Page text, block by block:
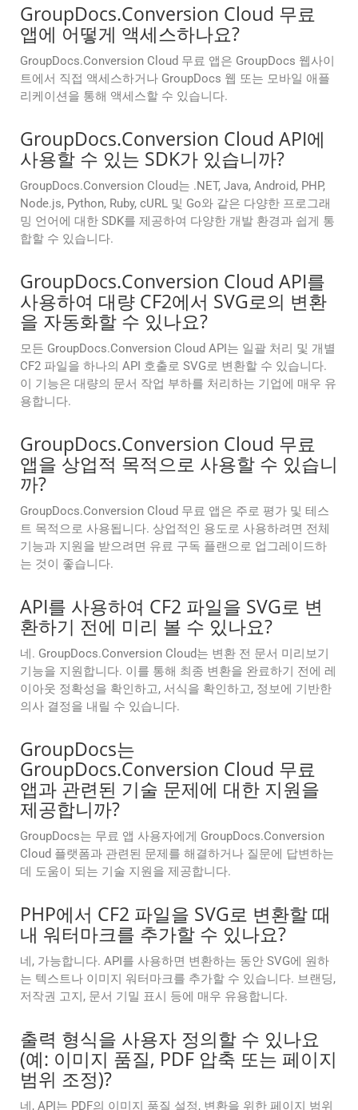
GroupDocs.Conversion Cloud 무료
앱에 어떻게 액세스하나요?
GroupDocs.Conversion Cloud 무료 앱은 GroupDocs 웹사이
트에서 직접 액세스하거나 GroupDocs 웹 또는 모바일 애플
리케이션을 통해 액세스할 수 있습니다.
GroupDocs.Conversion Cloud API에
사용할 수 있는 SDK가 있습니까?
GroupDocs.Conversion Cloud는 .NET, Java, Android, PHP,
Node.js, Python, Ruby, cURL 및 Go와 같은 다양한 프로그래
밍 언어에 대한 SDK를 제공하여 다양한 개발 환경과 쉽게 통
합할 수 있습니다.
GroupDocs.Conversion Cloud API를
사용하여 대량 CF2에서 SVG로의 변환
을 자동화할 수 있나요?
모든 GroupDocs.Conversion Cloud API는 일괄 처리 및 개별
CF2 파일을 하나의 API 호출로 SVG로 변환할 수 있습니다.
이 기능은 대량의 문서 작업 부하를 처리하는 기업에 매우 유
용합니다.
GroupDocs.Conversion Cloud 무료
앱을 상업적 목적으로 사용할 수 있습니
까?
GroupDocs.Conversion Cloud 무료 앱은 주로 평가 및 테스
트 목적으로 사용됩니다. 상업적인 용도로 사용하려면 전체
기능과 지원을 받으려면 유료 구독 플랜으로 업그레이드하
는 것이 좋습니다.
API를 사용하여 CF2 파일을 SVG로 변
환하기 전에 미리 볼 수 있나요?
네. GroupDocs.Conversion Cloud는 변환 전 문서 미리보기
기능을 지원합니다. 이를 통해 최종 변환을 완료하기 전에 레
이아웃 정확성을 확인하고, 서식을 확인하고, 정보에 기반한
의사 결정을 내릴 수 있습니다.
GroupDocs는
GroupDocs.Conversion Cloud 무료
앱과 관련된 기술 문제에 대한 지원을
제공합니까?
GroupDocs는 무료 앱 사용자에게 GroupDocs.Conversion
Cloud 플랫폼과 관련된 문제를 해결하거나 질문에 답변하는
데 도움이 되는 기술 지원을 제공합니다.
PHP에서 CF2 파일을 SVG로 변환할 때
내 워터마크를 추가할 수 있나요?
네, 가능합니다. API를 사용하면 변환하는 동안 SVG에 원하
는 텍스트나 이미지 워터마크를 추가할 수 있습니다. 브랜딩,
저작권 고지, 문서 기밀 표시 등에 매우 유용합니다.
출력 형식을 사용자 정의할 수 있나요
(예: 이미지 품질, PDF 압축 또는 페이지
범위 조정)?
네, API는 PDF의 이미지 품질 설정, 변환을 위한 페이지 범위